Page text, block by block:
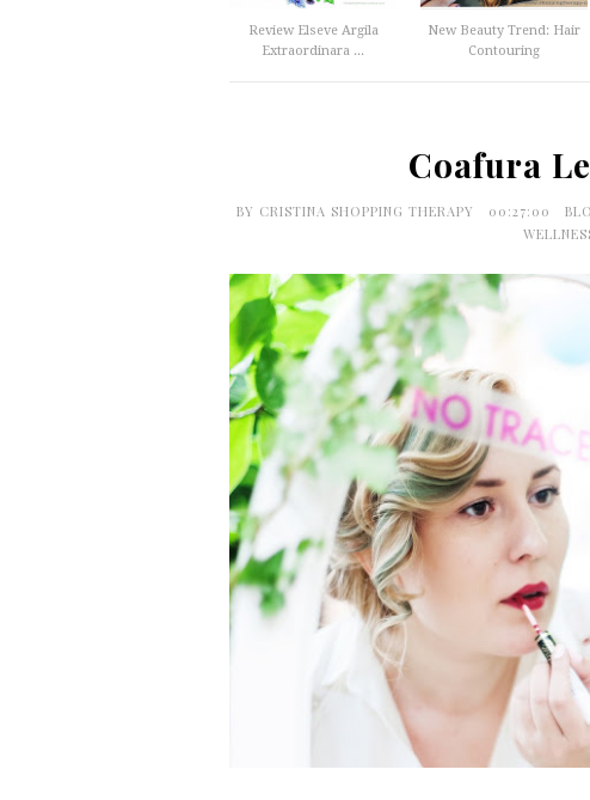
Review Elseve Argila
Extraordinara ...
New Beauty Trend: Hair
Contouring
Coafura
BY CRISTINA SHOPPING THERAPY 00:27:00